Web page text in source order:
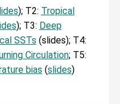
); T2: Tropical
); T3: Deep
SSTs (slides); T4:
Circulation; T5:
bias (slides)